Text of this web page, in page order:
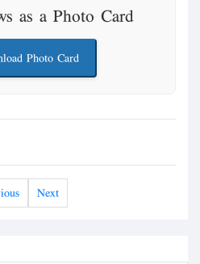
as a Photo Card
Photo Card
Next